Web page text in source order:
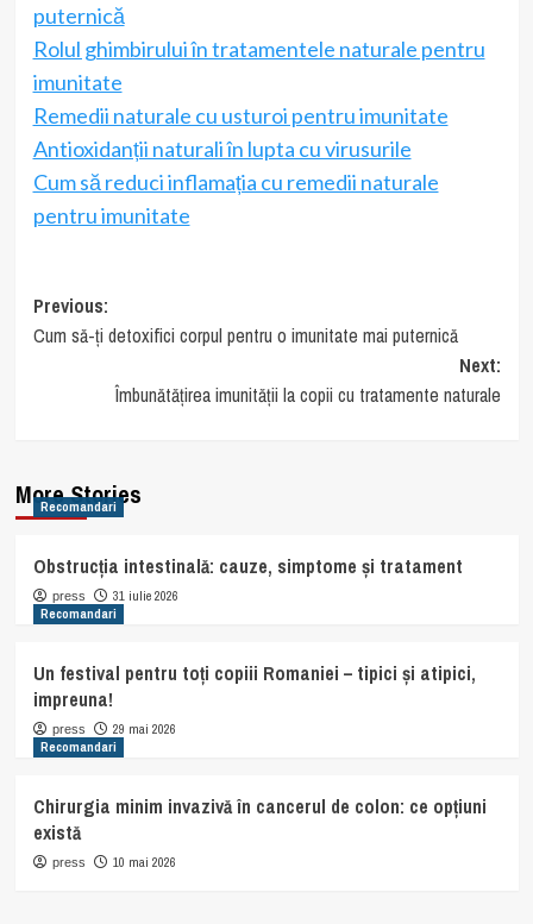
puternică
Rolul ghimbirului în tratamentele naturale pentru
imunitate
Remedii naturale cu usturoi pentru imunitate
Antioxidanții naturali în lupta cu virusurile
Cum să reduci inflamația cu remedii naturale
pentru imunitate
Post
navigation
Previous:
Cum să-ți detoxifici corpul pentru o imunitate mai puternică
Next:
Îmbunătățirea imunității la copii cu tratamente naturale
More Stories
Recomandari
Obstrucția intestinală: cauze, simptome și tratament
press
31 iulie 2026
Recomandari
Un festival pentru toți copiii Romaniei – tipici și atipici,
impreuna!
press
29 mai 2026
Recomandari
Chirurgia minim invazivă în cancerul de colon: ce opțiuni
există
press 10 mai 2026